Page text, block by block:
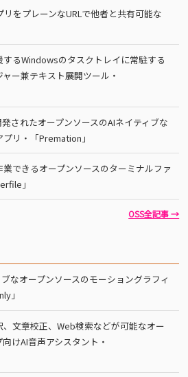
をプレーンなURLで他者と共有可能な
るWindowsのタスクトレイに常駐する
ー兼テキスト展開ツール・
されたオープンソースのAIネイティブな
リ・「Premation」
できるオープンソースのターミナルファ
」
OSS全記事 →
なオープンソースのモーショングラフィ
」
文章校正、Web検索などが可能なオー
けAI音声アシスタント・